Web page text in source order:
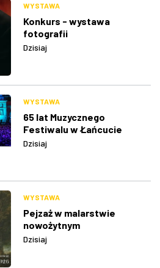
WYSTAWA
Konkurs - wystawa
fotografii
Dzisiaj
WYSTAWA
65 lat Muzycznego
Festiwalu w Łańcucie
Dzisiaj
WYSTAWA
Pejzaż w malarstwie
nowożytnym
Dzisiaj